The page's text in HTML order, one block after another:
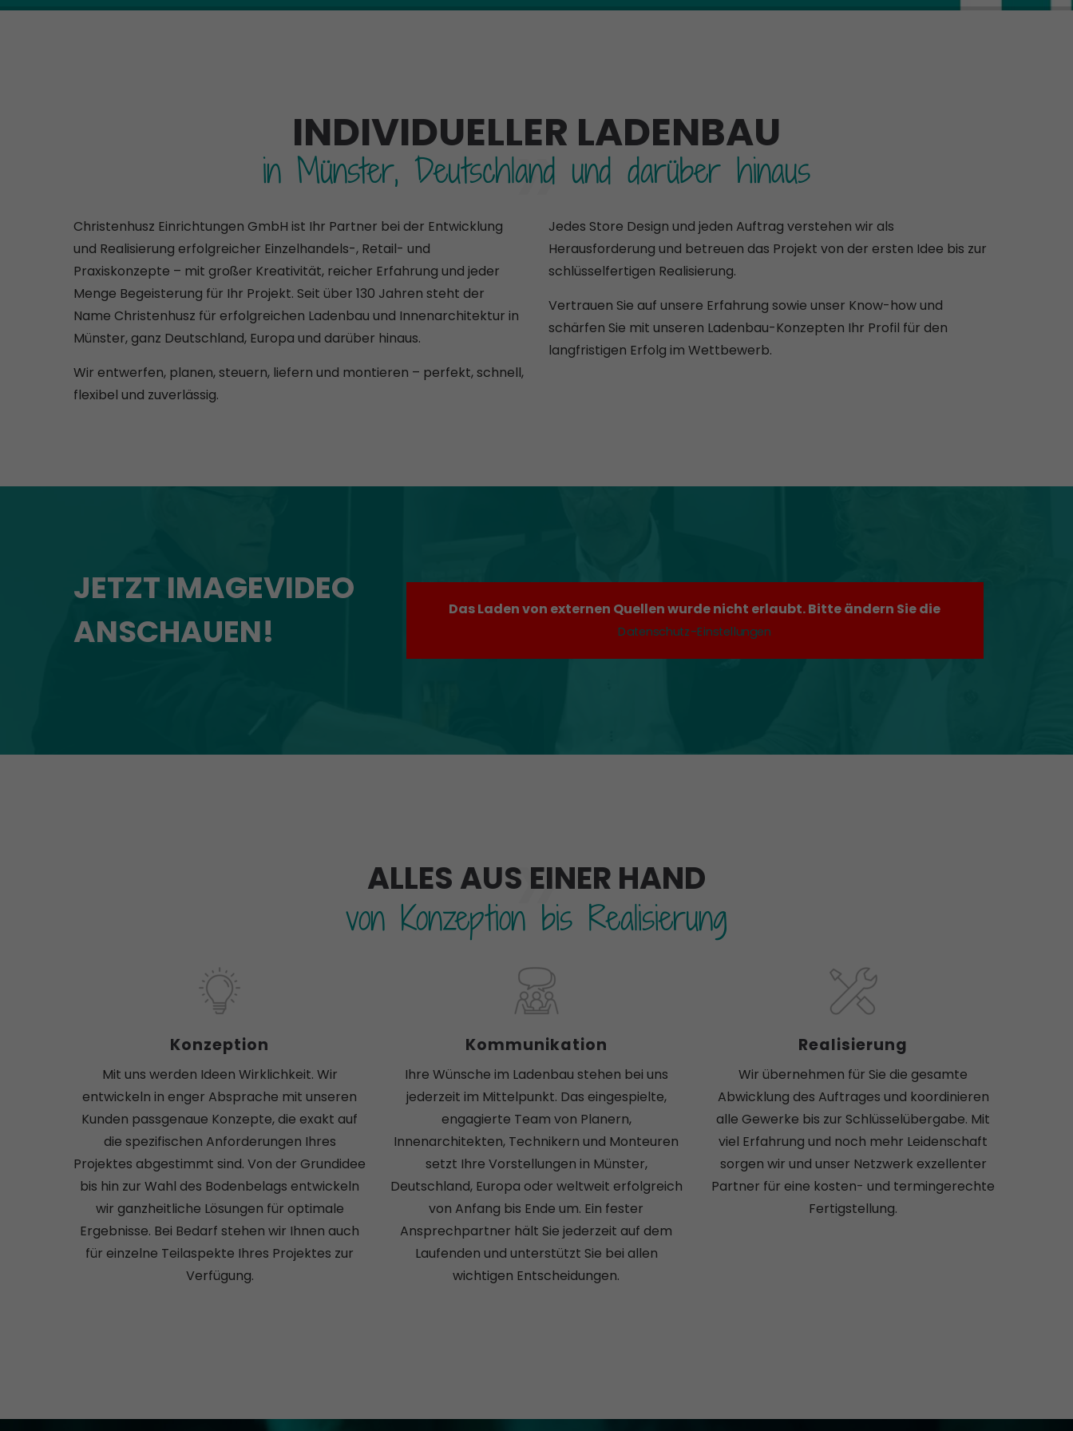
INDIVIDUELLER LADENBAU
»
in Münster, Deutschland und darüber hinaus
Christenhusz Einrichtungen GmbH ist Ihr Partner bei der Entwicklung
und Realisierung erfolgreicher Einzelhandels-, Retail- und
Praxiskonzepte – mit großer Kreativität, reicher Erfahrung und jeder
Menge Begeisterung für Ihr Projekt. Seit über 130 Jahren steht der
Name Christenhusz für erfolgreichen Ladenbau und Innenarchitektur in
Münster, ganz Deutschland, Europa und darüber hinaus.
Wir entwerfen, planen, steuern, liefern und montieren – perfekt, schnell,
flexibel und zuverlässig.
Jedes Store Design und jeden Auftrag verstehen wir als
Herausforderung und betreuen das Projekt von der ersten Idee bis zur
schlüsselfertigen Realisierung.
Vertrauen Sie auf unsere Erfahrung sowie unser Know-how und
schärfen Sie mit unseren Ladenbau-Konzepten Ihr Profil für den
langfristigen Erfolg im Wettbewerb.
JETZT IMAGEVIDEO
ANSCHAUEN!
Das Laden von externen Quellen wurde nicht erlaubt. Bitte ändern Sie die
Datenschutz-Einstellungen
»
ALLES AUS EINER HAND
von Konzeption bis Realisierung
Konzeption
Mit uns werden Ideen Wirklichkeit. Wir
entwickeln in enger Absprache mit unseren
Kunden passgenaue Konzepte, die exakt auf
die spezifischen Anforderungen Ihres
Projektes abgestimmt sind. Von der Grundidee
bis hin zur Wahl des Bodenbelags entwickeln
wir ganzheitliche Lösungen für optimale
Ergebnisse. Bei Bedarf stehen wir Ihnen auch
für einzelne Teilaspekte Ihres Projektes zur
Verfügung.
Kommunikation
Ihre Wünsche im Ladenbau stehen bei uns
jederzeit im Mittelpunkt. Das eingespielte,
engagierte Team von Planern,
Innenarchitekten, Technikern und Monteuren
setzt Ihre Vorstellungen in Münster,
Deutschland, Europa oder weltweit erfolgreich
von Anfang bis Ende um. Ein fester
Ansprechpartner hält Sie jederzeit auf dem
Laufenden und unterstützt Sie bei allen
wichtigen Entscheidungen.
Realisierung
Wir übernehmen für Sie die gesamte
Abwicklung des Auftrages und koordinieren
alle Gewerke bis zur Schlüsselübergabe. Mit
viel Erfahrung und noch mehr Leidenschaft
sorgen wir und unser Netzwerk exzellenter
Partner für eine kosten- und termingerechte
Fertigstellung.